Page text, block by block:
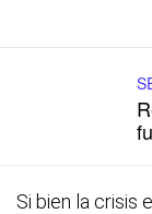
Si bien la crisis